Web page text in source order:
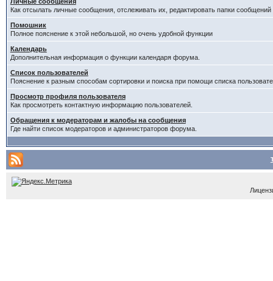
Как отсылать личные сообщения, отслеживать их, редактировать папки
Помошник
Полное пояснение к этой небольшой, но очень удобной функции
Календарь
Дополнительная информация о функции календаря форума.
Список пользователей
Пояснение к разным способам сортировки и поиска при помощи списка
Просмотр профиля пользователя
Как просмотреть контактную информацию пользователей.
Обращения к модераторам и жалобы на сообщения
Где найти список модераторов и администраторов форума.